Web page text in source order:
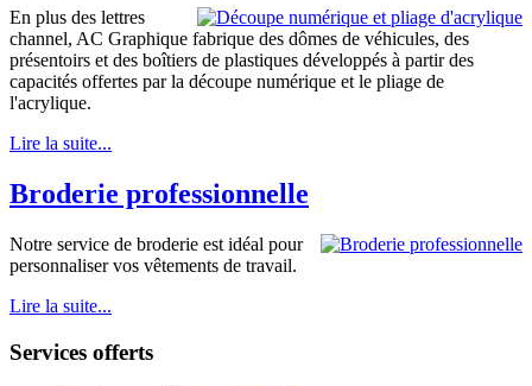
En plus des lettres
channel, AC Graphique fabrique des dômes de véhicules, des
présentoirs et des boîtiers de plastiques développés à partir des
capacités offertes par la découpe numérique et le pliage de
l'acrylique.
Lire la suite...
Broderie professionnelle
Notre service de broderie est idéal pour
personnaliser vos vêtements de travail.
Lire la suite...
Services offerts